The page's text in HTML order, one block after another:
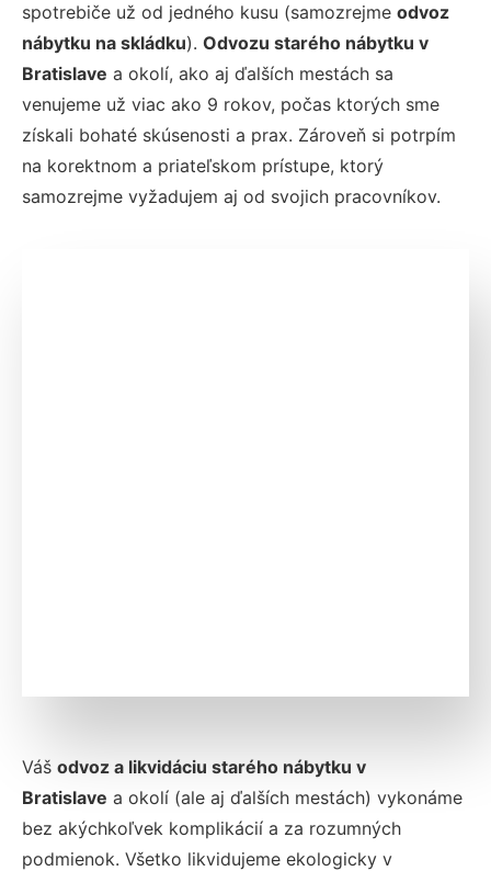
spotrebiče už od jedného kusu (samozrejme odvoz
nábytku na skládku). Odvozu starého nábytku v
Bratislave a okolí, ako aj ďalších mestách sa
venujeme už viac ako 9 rokov, počas ktorých sme
získali bohaté skúsenosti a prax. Zároveň si potrpím
na korektnom a priateľskom prístupe, ktorý
samozrejme vyžadujem aj od svojich pracovníkov.
Váš odvoz a likvidáciu starého nábytku v
Bratislave a okolí (ale aj ďalších mestách) vykonáme
bez akýchkoľvek komplikácií a za rozumných
podmienok. Všetko likvidujeme ekologicky v